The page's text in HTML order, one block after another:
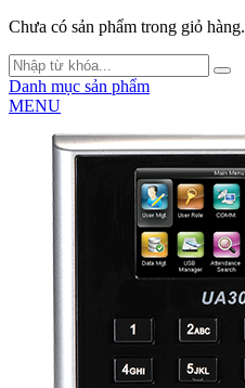
Chưa có sản phẩm trong giỏ hàng.
Danh mục sản phẩm
MENU